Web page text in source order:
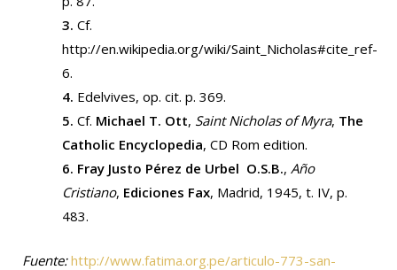
3. Cf.
http://en.wikipedia.org/wiki/Saint_Nicholas#cite_ref-
6.
4. Edelvives, op. cit. p. 369.
5. Cf. Michael T. Ott, Saint Nicholas of Myra, The
Catholic Encyclopedia, CD Rom edition.
6. Fray Justo Pérez de Urbel O.S.B., Año
Cristiano, Ediciones Fax, Madrid, 1945, t. IV, p.
483.
Fuente: http://www.fatima.org.pe/articulo-773-san-